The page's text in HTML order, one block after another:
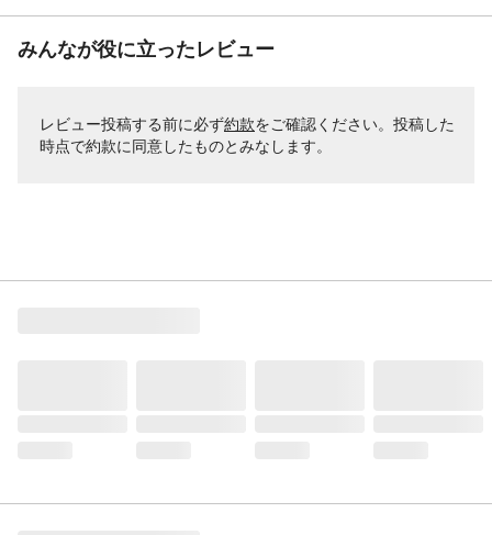
みんなが役に立ったレビュー
レビュー投稿する前に必ず約款をご確認ください。投稿した
時点で約款に同意したものとみなします。